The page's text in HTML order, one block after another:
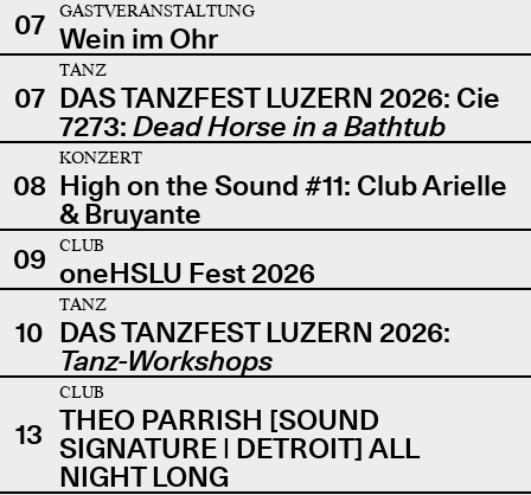
07
GASTVERANSTALTUNG
Wein im Ohr
07
TANZ
DAS TANZFEST LUZERN 2026: Cie
7273: Dead Horse in a Bathtub
08
KONZERT
High on the Sound #11: Club Arielle
& Bruyante
09
CLUB
oneHSLU Fest 2026
10
TANZ
DAS TANZFEST LUZERN 2026:
Tanz-Workshops
13
CLUB
THEO PARRISH [SOUND
SIGNATURE | DETROIT] ALL
NIGHT LONG